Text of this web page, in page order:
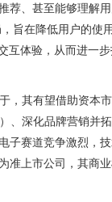
荐、甚至能够理解
旨在降低用户的使
互体验，从而进一
，其有望借助资本
、深化品牌营销并
子赛道竞争激烈，
准上市公司，其商